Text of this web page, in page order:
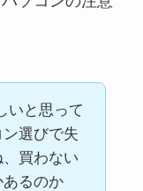
いと思って
選びで失
買わない
るのか